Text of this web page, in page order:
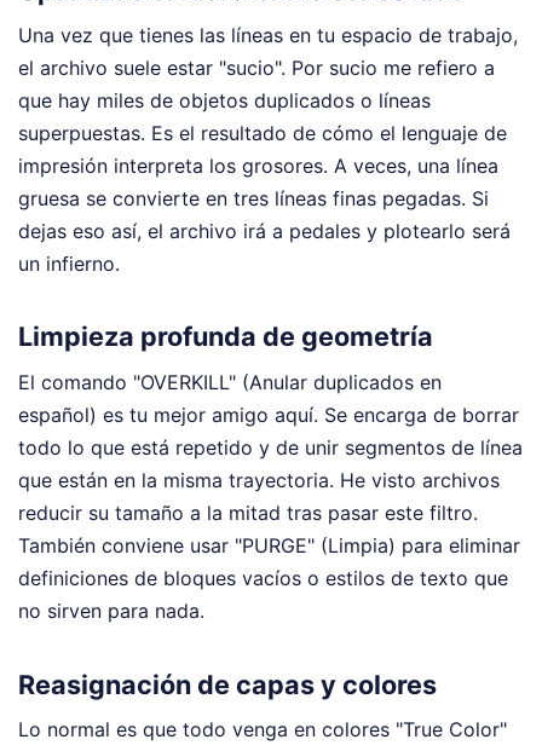
Una vez que tienes las líneas en tu espacio de trabajo,
el archivo suele estar "sucio". Por sucio me refiero a
que hay miles de objetos duplicados o líneas
superpuestas. Es el resultado de cómo el lenguaje de
impresión interpreta los grosores. A veces, una línea
gruesa se convierte en tres líneas finas pegadas. Si
dejas eso así, el archivo irá a pedales y plotearlo será
un infierno.
Limpieza profunda de geometría
El comando "OVERKILL" (Anular duplicados en
español) es tu mejor amigo aquí. Se encarga de borrar
todo lo que está repetido y de unir segmentos de línea
que están en la misma trayectoria. He visto archivos
reducir su tamaño a la mitad tras pasar este filtro.
También conviene usar "PURGE" (Limpia) para eliminar
definiciones de bloques vacíos o estilos de texto que
no sirven para nada.
Reasignación de capas y colores
Lo normal es que todo venga en colores "True Color"